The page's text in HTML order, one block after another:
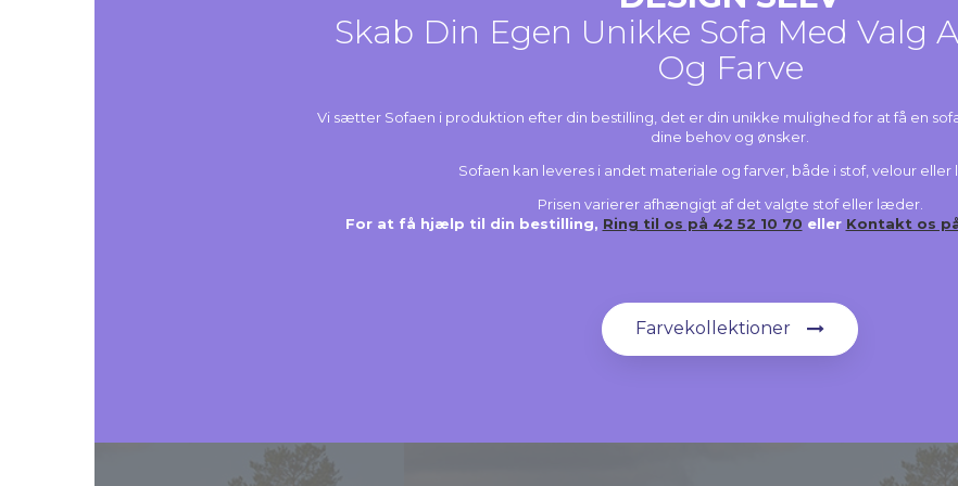
Skab Din Egen Unikke Sofa Med Valg
Og Farve
Vi sætter Sofaen i produktion efter din bestilling, det er din unikke mulighed for at få en
dine behov og ønsker.
Sofaen kan leveres i andet materiale og farver, både i stof, velour eller
Prisen varierer afhængigt af det valgte stof eller læder.
For at få hjælp til din bestilling, Ring til os på 42 52 10 70 eller Kontakt os
Farvekollektioner